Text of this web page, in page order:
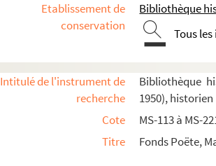
Etablissement de
conservation
Bibliothèque
Tous
Intitulé de l'instrument de
recherche
Bibliothèque
1950), historien
Cote
MS-113 à MS-
Titre
Fonds Poëte,
Fol. 91. Benjamin Constant :
Fol. 96. Notes diverses tirées de
Fol. 101. Goethe :
Fol. 131. Maurice de Guérin